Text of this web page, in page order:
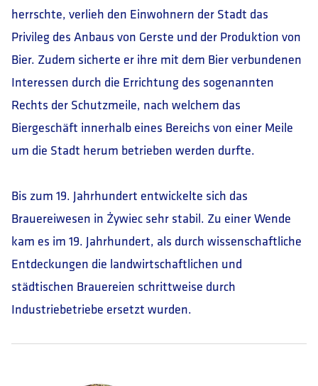
herrschte, verlieh den Einwohnern der Stadt das
Privileg des Anbaus von Gerste und der Produktion von
Bier. Zudem sicherte er ihre mit dem Bier verbundenen
Interessen durch die Errichtung des sogenannten
Rechts der Schutzmeile, nach welchem das
Biergeschäft innerhalb eines Bereichs von einer Meile
um die Stadt herum betrieben werden durfte.
Bis zum 19. Jahrhundert entwickelte sich das
Brauereiwesen in Żywiec sehr stabil. Zu einer Wende
kam es im 19. Jahrhundert, als durch wissenschaftliche
Entdeckungen die landwirtschaftlichen und
städtischen Brauereien schrittweise durch
Industriebetriebe ersetzt wurden.